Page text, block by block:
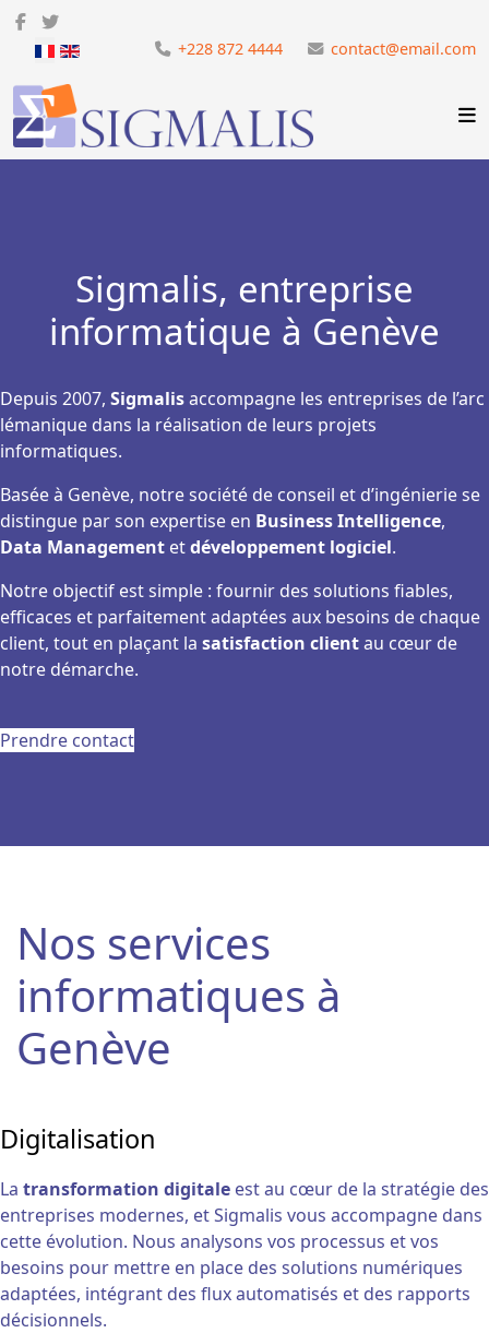
Sélectionnez votre langue
+228 872 4444 contact@email.com
Sigmalis, entreprise
informatique à Genève
Depuis 2007, Sigmalisaccompagne les entreprises de l’arc
lémanique dans la réalisation de leurs projets
informatiques.
Basée à Genève, notre société de conseil et d’ingénierie se
distingue par son expertise en Business Intelligence,
Data Management etdéveloppement logiciel.
Notre objectif est simple : fournir des solutions fiables,
efficaces et parfaitement adaptées aux besoins de chaque
client, tout en plaçant la satisfaction clientau cœur de
notre démarche.
Prendre contact
Nos services
informatiques à
Genève
Digitalisation
La transformation digitale est au cœur de la stratégie des
entreprises modernes, et Sigmalis vous accompagne dans
cette évolution. Nous analysons vos processus et vos
besoins pour mettre en place des solutions numériques
adaptées, intégrant des flux automatisés et des rapports
décisionnels.